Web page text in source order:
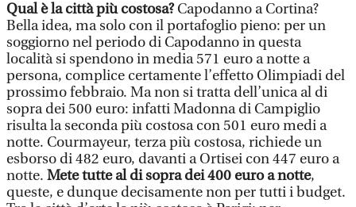
Qual è la città più costosa?Capodanno a Cortina?
Bella idea, ma solo con il portafoglio pieno: per un
soggiorno nel periodo di Capodanno in questa
località si spendono in media 571 euro a notte a
persona, complice certamente l’effetto Olimpiadi del
prossimo febbraio. Ma non si tratta dell’unica al di
sopra dei 500 euro: infatti Madonna di Campiglio
risulta la seconda più costosa con 501 euro medi a
notte. Courmayeur, terza più costosa, richiede un
esborso di 482 euro, davanti a Ortisei con 447 euro a
notte. Mete tutte al di sopra dei 400 euro a notte,
queste, e dunque decisamente non per tutti i budget.